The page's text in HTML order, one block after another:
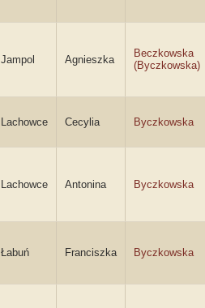
Jampol Agnieszka
Beczkowska
(Byczkowska)
Lachowce Cecylia Byczkowska
Lachowce Antonina Byczkowska
Łabuń Franciszka Byczkowska